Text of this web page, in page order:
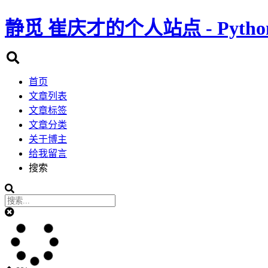
静觅 崔庆才的个人站点 -
首页
文章列表
文章标签
文章分类
关于博主
给我留言
搜索